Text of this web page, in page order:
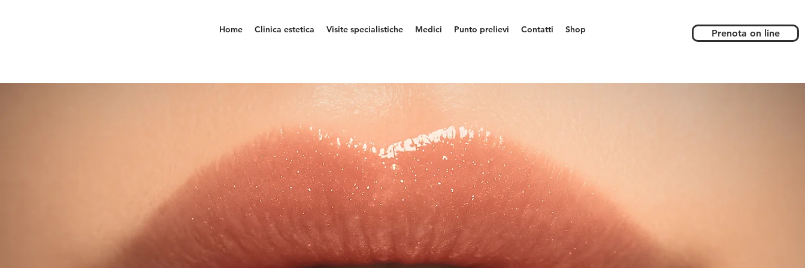
Home Clinica estetica Visite specialistiche Medici Punto prelievi Contatti Shop Prenota on line